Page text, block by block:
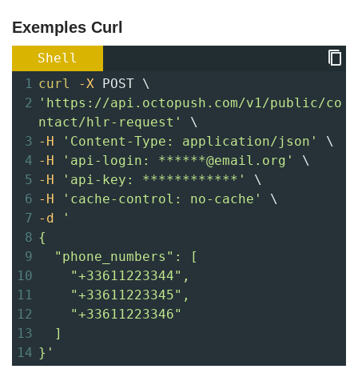
Exemples Curl
Shell
1 curl -X
2
'https://api.octopush.com/v1/public/co
ntact/hlr-request'
3 -H 'Content-Type: application/json'
4 -H 'api-login: ******@email.org'
5 -H 'api-key: ************'
6 -H 'cache-control: no-cache'
7 -d
'
8 {
9
  "phone_numbers": [
10
"+33611223344",
11
"+33611223345",
12
"+33611223346"
13
  ]
14 }'